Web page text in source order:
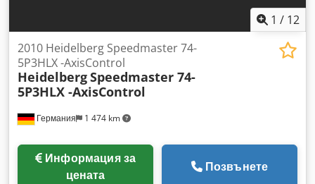
1 / 12
Германия 1 474 km
2010 Heidelberg Speedmaster 74-
5P3HLX -AxisControl
HeidelbergSpeedmaster 74-
5P3HLX -AxisControl
Информация за
цената
Позвънете